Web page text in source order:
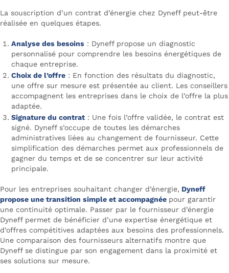
La souscription d’un contrat d’énergie chez Dyneff peut-être
réalisée en quelques étapes.
Analyse des besoins : Dyneff propose un diagnostic
personnalisé pour comprendre les besoins énergétiques de
chaque entreprise.
Choix de l’offre : En fonction des résultats du diagnostic,
une offre sur mesure est présentée au client. Les conseillers
accompagnent les entreprises dans le choix de l’offre la plus
adaptée.
Signature du contrat : Une fois l’offre validée, le contrat est
signé. Dyneff s’occupe de toutes les démarches
administratives liées au changement de fournisseur. Cette
simplification des démarches permet aux professionnels de
gagner du temps et de se concentrer sur leur activité
principale.
Pour les entreprises souhaitant changer d’énergie, Dyneff
propose une transition simple et accompagnée pour garantir
une continuité optimale. Passer par le fournisseur d’énergie
Dyneff permet de bénéficier d’une expertise énergétique et
d’offres compétitives adaptées aux besoins des professionnels.
Une comparaison des fournisseurs alternatifs montre que
Dyneff se distingue par son engagement dans la proximité et
ses solutions sur mesure.